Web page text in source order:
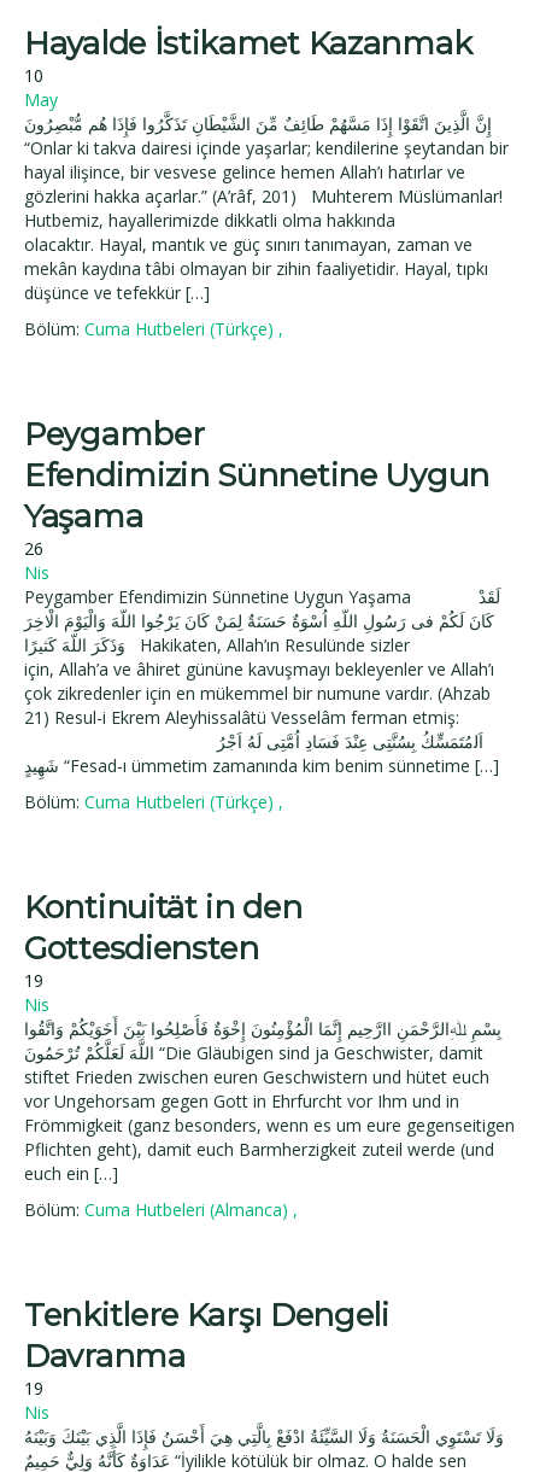
Hayalde İstikamet Kazanmak
10
May
إِنَّ الَّذِينَ اتَّقَوْا إِذَا مَسَّهُمْ طَائِفٌ مِّنَ الشَّيْطَانِ تَذَكَّرُوا فَإِذَا هُم مُّبْصِرُونَ
“Onlar ki takva dairesi içinde yaşarlar; kendilerine şeytandan bir
hayal ilişince, bir vesvese gelince hemen Allah’ı hatırlar ve
gözlerini hakka açarlar.” (A’râf, 201) Muhterem Müslümanlar!
Hutbemiz, hayallerimizde dikkatli olma hakkında
olacaktır. Hayal, mantık ve güç sınırı tanımayan, zaman ve
mekân kaydına tâbi olmayan bir zihin faaliyetidir. Hayal, tıpkı
düşünce ve tefekkür […]
Bölüm: Cuma Hutbeleri (Türkçe) ,
Peygamber
Efendimizin Sünnetine Uygun
Yaşama
26
Nis
Peygamber Efendimizin Sünnetine Uygun Yaşama لَقَدْ
كَانَ لَكُمْ فى رَسُولِ اللّهِ اُسْوَةٌ حَسَنَةٌ لِمَنْ كَانَ يَرْجُوا اللّهَ وَالْيَوْمَ الْاخِرَ
وَذَكَرَ اللّهَ كَثيرًا Hakikaten, Allah’ın Resulünde sizler
için, Allah’a ve âhiret gününe kavuşmayı bekleyenler ve Allah’ı
çok zikredenler için en mükemmel bir numune vardır. (Ahzab
21) Resul-i Ekrem Aleyhissalâtü Vesselâm ferman etmiş:
شَهِيدٍ “Fesad-ı ümmetim zamanında kim benim sünnetime […]
Bölüm: Cuma Hutbeleri (Türkçe) ,
Kontinuität in den
Gottesdiensten
19
Nis
بِسْمِ ﷲِالرَّحْمَنِ اارَّحِيم إِنَّمَا الْمُؤْمِنُونَ إِخْوَةٌ فَأَصْلِحُوا بَيْنَ أَخَوَيْكُمْ وَاتَّقُوا
اللَّهَ لَعَلَّكُمْ تُرْحَمُونَ “Die Gläubigen sind ja Geschwister, damit
stiftet Frieden zwischen euren Geschwistern und hütet euch
vor Ungehorsam gegen Gott in Ehrfurcht vor Ihm und in
Frömmigkeit (ganz besonders, wenn es um eure gegenseitigen
Pflichten geht), damit euch Barmherzigkeit zuteil werde (und
euch ein […]
Bölüm: Cuma Hutbeleri (Almanca) ,
Tenkitlere Karşı Dengeli
Davranma
19
Nis
وَلَا تَسْتَوِي الْحَسَنَةُ وَلَا السَّيِّئَةُ ادْفَعْ بِالَّتِي هِيَ أَحْسَنُ فَإِذَا الَّذِي بَيْنَكَ وَبَيْنَهُ
عَدَاوَةٌ كَأَنَّهُ وَلِيٌّ حَمِيمٌ “İyilikle kötülük bir olmaz. O halde sen